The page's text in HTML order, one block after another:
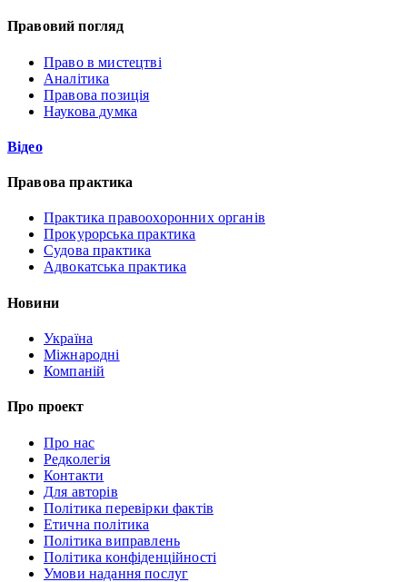
Правовий погляд
Право в мистецтві
Аналітика
Правова позиція
Наукова думка
Відео
Правова практика
Практика правоохоронних органів
Прокурорська практика
Судова практика
Адвокатська практика
Новини
Україна
Міжнародні
Компаній
Про проект
Про нас
Редколегія
Контакти
Для авторів
Політика перевірки фактів
Етична політика
Політика виправлень
Політика конфіденційності
Умови надання послуг